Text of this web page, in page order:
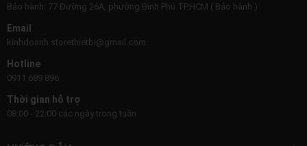
Bảo hành: 77 Đường 26A, phường Bình Phú TP.HCM ( Bảo hành )
Email
kinhdoanh.storethietbi@gmail.com
Hotline
0911 689 896
Thời gian hỗ trợ
08:00 - 22:00 các ngày trong tuần